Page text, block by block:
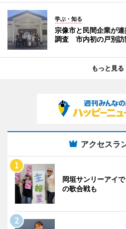
学ぶ・知る
宗像市と民間企業が
調査 市内初の戸別訪
もっと見る
アクセスラ
岡垣サンリーアイ
の歌合戦も